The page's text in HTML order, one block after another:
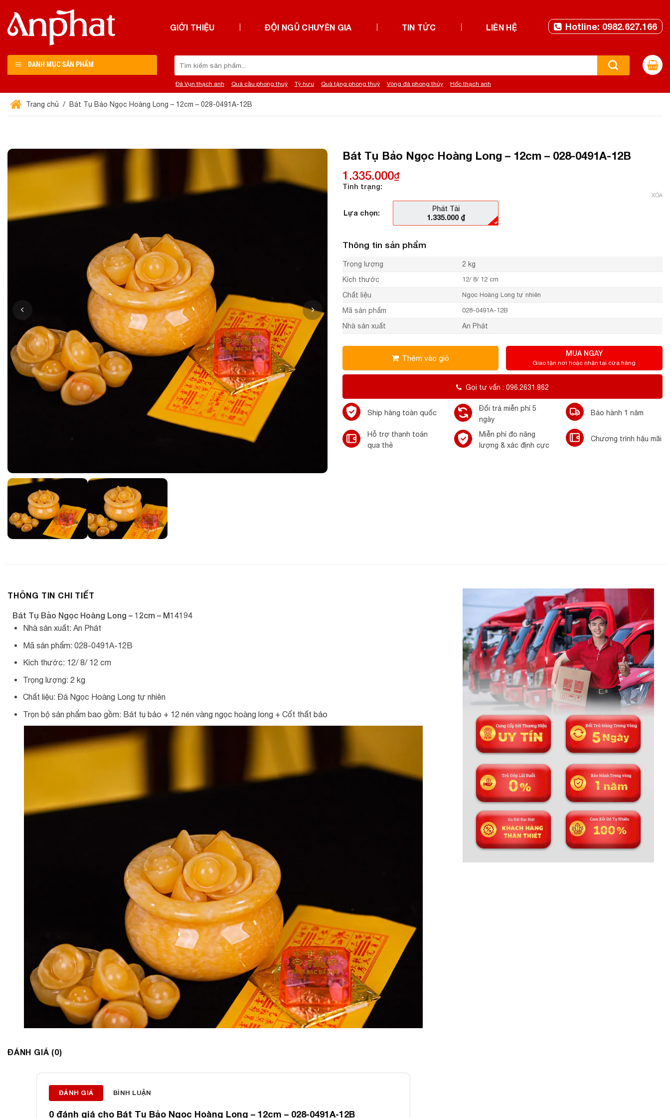
đến
nội
GIỚI THIỆU ĐỘI NGŨ CHUYÊN GIA TIN TỨC LIÊN HỆ Hotline: 0982.627.166
DANH MỤC SẢN PHẨM
kiếm:
Đá Vụn thạch anh Quả cầu phong thuỷ Tỳ hưu Quà tặng phong thuỷ Vòng đá phong thủy Hốc thạch anh
Trang chủ Bát Tụ Bảo Ngọc Hoàng Long – 12cm – 028-0491A-12B
Bát Tụ Bảo Ngọc Hoàng Long – 12cm – 028-0491A-12B
1.335.000₫
Tình trạng:
Lựa chọn:
Phát Tài
1.335.000 ₫
XÓA
Thông tin sản phẩm
Trọng lượng
2 kg
Kích thước
12/ 8/ 12 cm
Chất liệu Ngọc Hoàng Long tự nhiên
Mã sản phẩm 028-0491A-12B
Nhà sản xuất An Phát
Thêm vào giỏ MUA NGAY
Giao tận nơi hoặc nhận tại cửa hàng
Gọi tư vấn : 096.2631.862
Ship hàng toàn quốc
Đổi trả miễn phí 5
ngày
Bảo hành 1 năm
Hỗ trợ thanh toán
qua thẻ
Miễn phí đo năng
lượng & xác định cực
Chương trình hậu mãi
THÔNG TIN CHI TIẾT
Bát Tụ Bảo Ngọc Hoàng Long – 12cm – M14194
Nhà sản xuất: An Phát
Mã sản phẩm: 028-0491A-12B
Kích thước: 12/ 8/ 12 cm
Trọng lượng: 2 kg
Chất liệu: Đá Ngọc Hoàng Long tự nhiên
Trọn bộ sản phẩm bao gồm: Bát tụ bảo + 12 nén vàng ngọc hoàng long + Cốt thất bảo
ĐÁNH GIÁ (0)
ĐÁNH GIÁ BÌNH LUẬN
0 đánh giá cho Bát Tụ Bảo Ngọc Hoàng Long – 12cm – 028-0491A-12B